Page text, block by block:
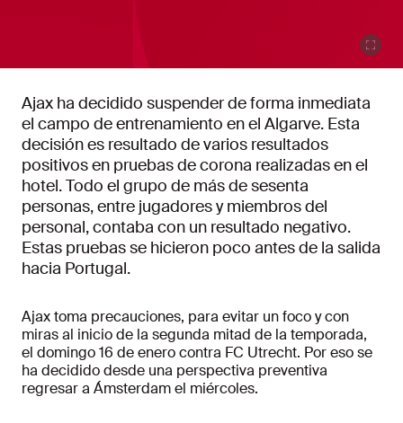
Ajax ha decidido suspender de forma inmediata
el campo de entrenamiento en el Algarve. Esta
decisión es resultado de varios resultados
positivos en pruebas de corona realizadas en el
hotel. Todo el grupo de más de sesenta
personas, entre jugadores y miembros del
personal, contaba con un resultado negativo.
Estas pruebas se hicieron poco antes de la salida
hacia Portugal.
Ajax toma precauciones, para evitar un foco y con
miras al inicio de la segunda mitad de la temporada,
el domingo 16 de enero contra FC Utrecht. Por eso se
ha decidido desde una perspectiva preventiva
regresar a Ámsterdam el miércoles.